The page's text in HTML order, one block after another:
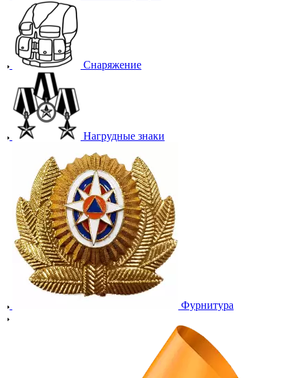
Снаряжение
Нагрудные знаки
Фурнитура